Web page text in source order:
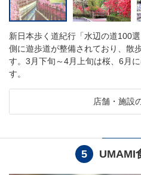
新日本歩く道紀行「水辺の道100
側に遊歩道が整備されており、散
す。3月下旬～4月上旬は桜、6月
す。
店舗・施設
5 UMAMI